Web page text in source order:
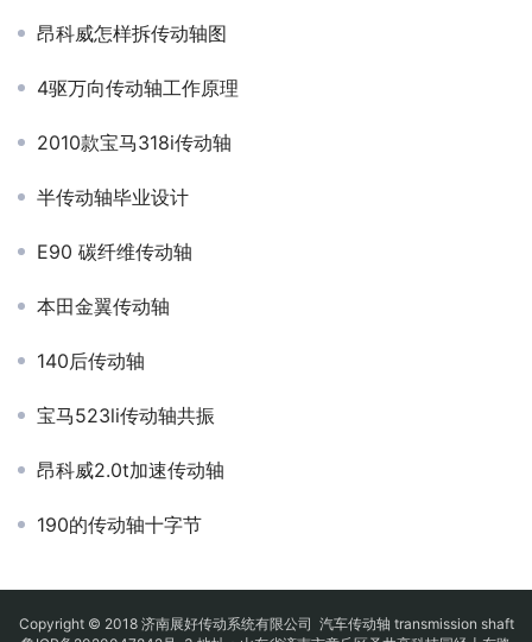
昂科威怎样拆传动轴图
4驱万向传动轴工作原理
2010款宝马318i传动轴
半传动轴毕业设计
E90 碳纤维传动轴
本田金翼传动轴
140后传动轴
宝马523li传动轴共振
昂科威2.0t加速传动轴
190的传动轴十字节
Copyright © 2018 济南展好传动系统有限公司 汽车传动轴 transmission shaft